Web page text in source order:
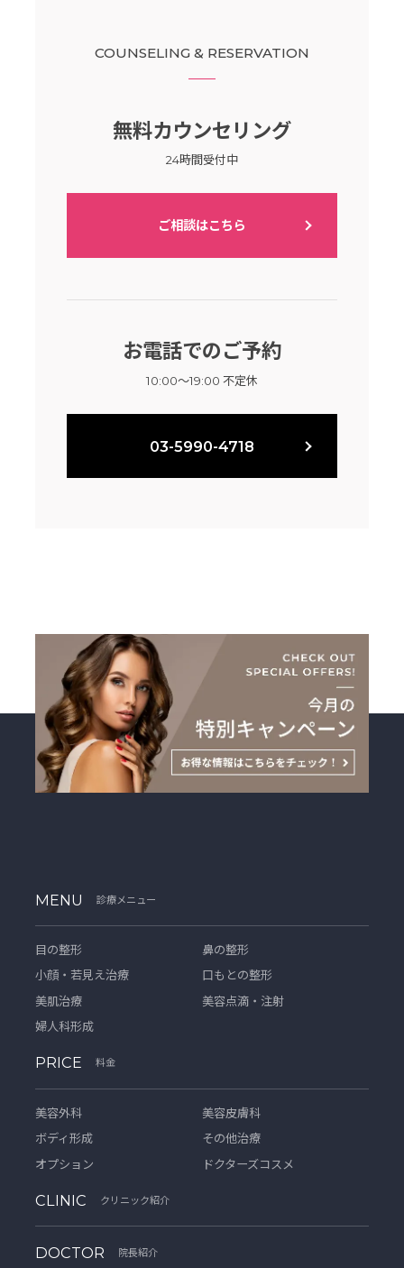
COUNSELING & RESERVATION
無料カウンセリング
24時間受付中
ご相談はこちら
お電話でのご予約
10:00～19:00 不定休
03-5990-4718
MENU 診療メニュー
目の整形
鼻の整形
小顔・若見え治療
口もとの整形
美肌治療
美容点滴・注射
婦人科形成
PRICE 料金
美容外科
美容皮膚科
ボディ形成
その他治療
オプション
ドクターズコスメ
CLINIC クリニック紹介
DOCTOR 院長紹介